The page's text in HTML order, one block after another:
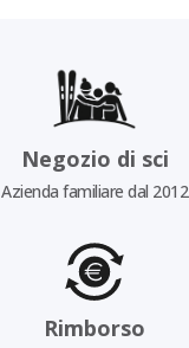
Negozio di sci
Azienda familiare dal 2012
Rimborso